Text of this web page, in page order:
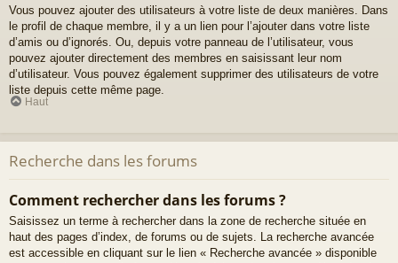
Vous pouvez ajouter des utilisateurs à votre liste de deux manières. Dans
le profil de chaque membre, il y a un lien pour l’ajouter dans votre liste
d’amis ou d’ignorés. Ou, depuis votre panneau de l’utilisateur, vous
pouvez ajouter directement des membres en saisissant leur nom
d’utilisateur. Vous pouvez également supprimer des utilisateurs de votre
liste depuis cette même page.
Haut
Recherche dans les forums
Comment rechercher dans les forums ?
Saisissez un terme à rechercher dans la zone de recherche située en
haut des pages d’index, de forums ou de sujets. La recherche avancée
est accessible en cliquant sur le lien « Recherche avancée » disponible